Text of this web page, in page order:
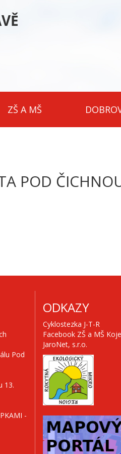
ZŠ A MŠ
POD
Pod
13.
-
ODKAZY
Cyklostezka J-T-R
Facebook ZŠ a MŠ
JaroNet, s.r.o.